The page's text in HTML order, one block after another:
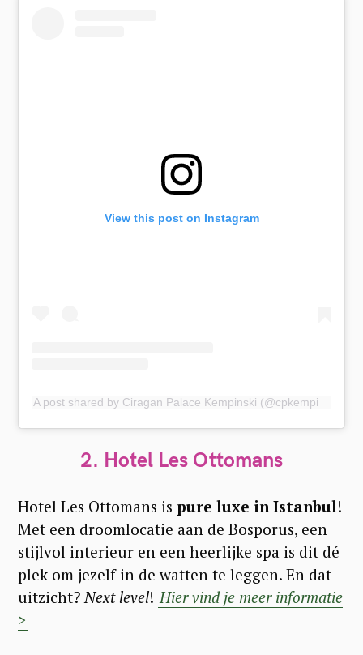
View this post on Instagram
2. Hotel Les Ottomans
Hotel Les Ottomans is pure luxe in Istanbul!
Met een droomlocatie aan de Bosporus, een
stijlvol interieur en een heerlijke spa is dit dé
plek om jezelf in de watten te leggen. En dat
uitzicht? Next level! Hier vind je meer informatie
>